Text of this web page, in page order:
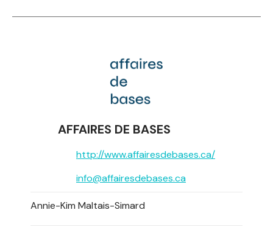
AFFAIRES DE BASES
http://www.affairesdebases.ca/
info@affairesdebases.ca
Annie-Kim Maltais-Simard